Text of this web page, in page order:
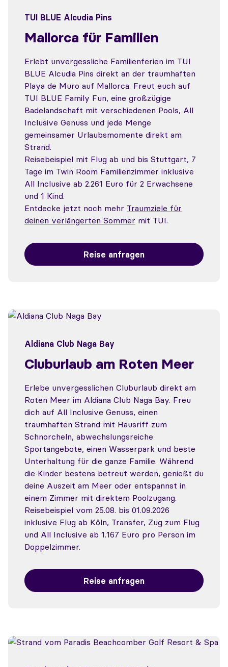
TUI BLUE Alcudia Pins
Mallorca für Familien
Erlebt unvergessliche Familienferien im TUI
BLUE Alcudia Pins direkt an der traumhaften
Playa de Muro auf Mallorca. Freut euch auf
TUI BLUE Family Fun, eine großzügige
Badelandschaft mit verschiedenen Pools, All
Inclusive Genuss und jede Menge
gemeinsamer Urlaubsmomente direkt am
Strand.
Reisebeispiel mit Flug ab und bis Stuttgart, 7
Tage im Twin Room Familienzimmer inklusive
All Inclusive ab 2.261 Euro für 2 Erwachsene
und 1 Kind.
Entdecke jetzt noch mehr Traumziele für
deinen verlängerten Sommer mit TUI.
Reise anfragen
Aldiana Club Naga Bay
Cluburlaub am Roten Meer
Erlebe unvergesslichen Cluburlaub direkt am
Roten Meer im Aldiana Club Naga Bay. Freu
dich auf All Inclusive Genuss, einen
traumhaften Strand mit Hausriff zum
Schnorcheln, abwechslungsreiche
Sportangebote, einen Wasserpark und beste
Unterhaltung für die ganze Familie. Während
die Kinder bestens betreut werden, genießt du
deine Auszeit am Meer oder entspannst in
einem Zimmer mit direktem Poolzugang.
Reisebeispiel vom 25.08. bis 01.09.2026
inklusive Flug ab Köln, Transfer, Zug zum Flug
und All Inclusive ab 1.167 Euro pro Person im
Doppelzimmer.
Reise anfragen